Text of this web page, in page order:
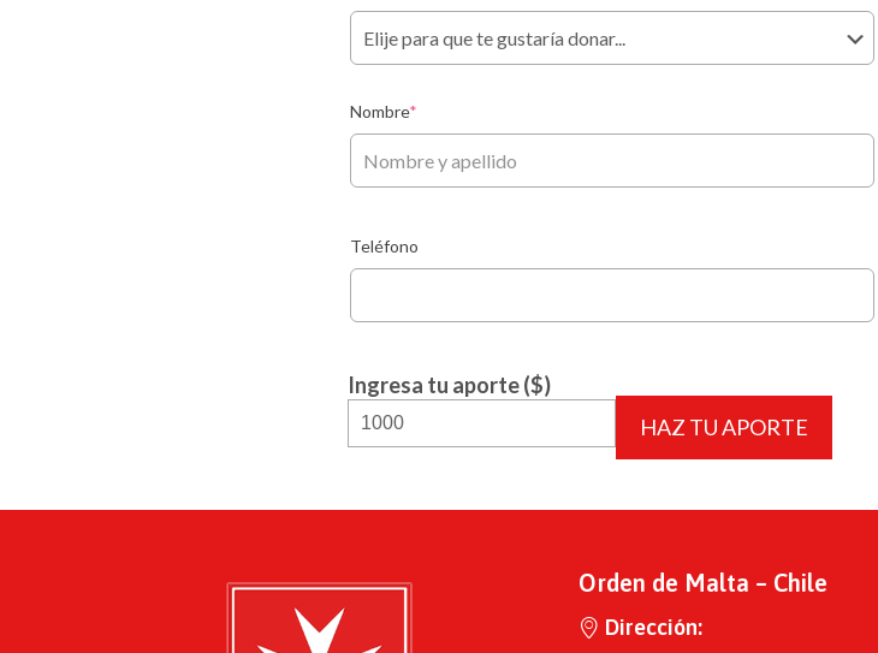
Nombre*
Teléfono
Ingresa tu aporte ($)
HAZ TU APORTE
Orden de Malta – Chile
Dirección: